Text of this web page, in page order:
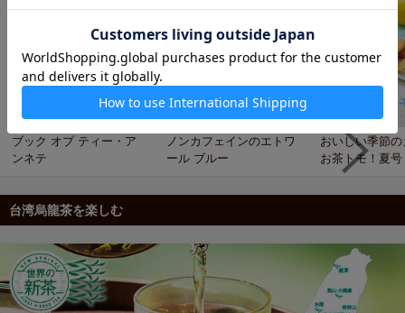
ブック オブ ティー・ア
ンネテ
ノンカフェインのエトワ
ール ブルー
おいしい季節
お茶トモ！夏号
台湾烏龍茶を楽しむ